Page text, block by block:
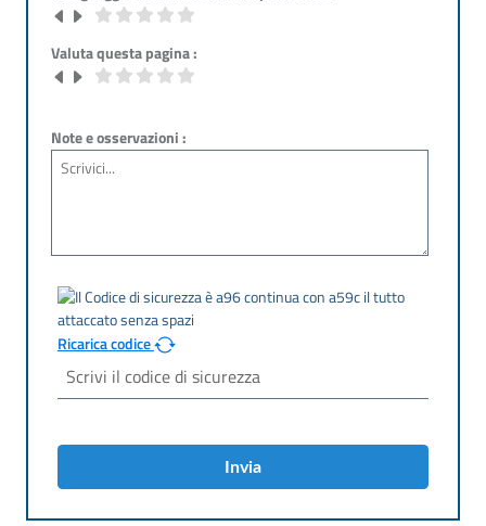
Valuta questa pagina :
Note e osservazioni :
Ricarica codice
Invia